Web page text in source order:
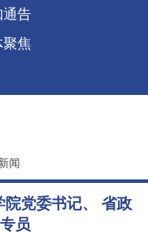
通告
聚焦
闻
党委书记、 省政
员